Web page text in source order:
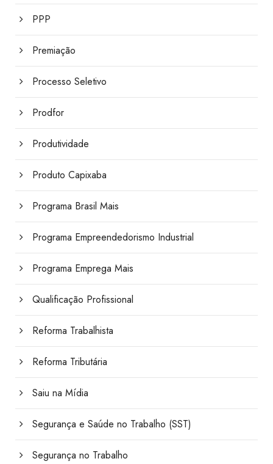
PPP
Premiação
Processo Seletivo
Prodfor
Produtividade
Produto Capixaba
Programa Brasil Mais
Programa Empreendedorismo Industrial
Programa Emprega Mais
Qualificação Profissional
Reforma Trabalhista
Reforma Tributária
Saiu na Mídia
Segurança e Saúde no Trabalho (SST)
Segurança no Trabalho